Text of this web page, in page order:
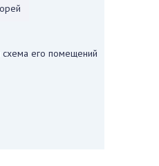
его помещений